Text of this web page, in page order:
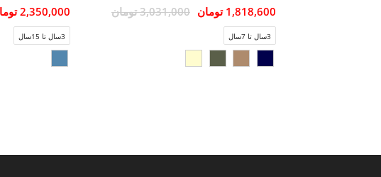
1,818,600 تومان 3,031,000 تومان
3سال تا 7سال
2,350,000 تومان
3سال تا 15سال